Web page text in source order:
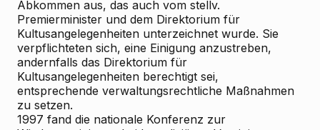
Abkommen aus, das auch vom stellv.
Premierminister und dem Direktorium für
Kultusangelegenheiten unterzeichnet wurde. Sie
verpflichteten sich, eine Einigung anzustreben,
andernfalls das Direktorium für
Kultusangelegenheiten berechtigt sei,
entsprechende verwaltungsrechtliche Maßnahmen
zu setzen.
1997 fand die nationale Konferenz zur